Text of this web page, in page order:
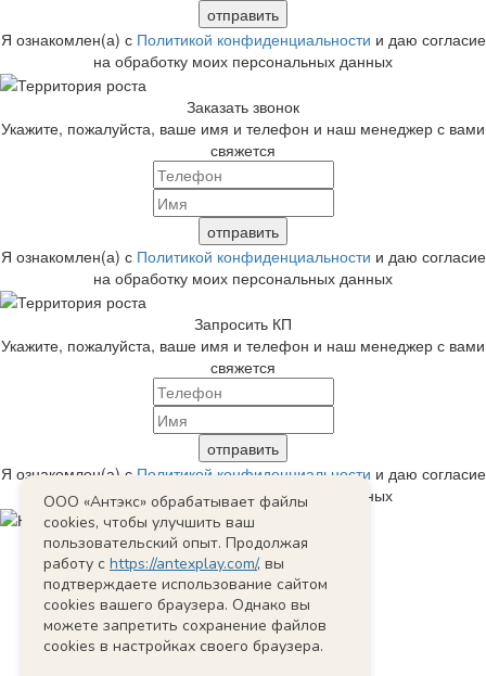
ООО «Антэкс» обрабатывает файлы
cookies, чтобы улучшить ваш
пользовательский опыт. Продолжая
работу с https://antexplay.com/, вы
подтверждаете использование сайтом
cookies вашего браузера. Однако вы
можете запретить сохранение файлов
cookies в настройках своего браузера.
Я ознакомлен(а) с Политикой конфиденциальности и даю согласие
на обработку моих персональных данных
Заказать звонок
Укажите, пожалуйста, ваше имя и телефон и наш менеджер с вами
свяжется
Я ознакомлен(а) с Политикой конфиденциальности и даю согласие
на обработку моих персональных данных
Запросить КП
Укажите, пожалуйста, ваше имя и телефон и наш менеджер с вами
свяжется
Я ознакомлен(а) с Политикой конфиденциальности и даю согласие
на обработку моих персональных данных